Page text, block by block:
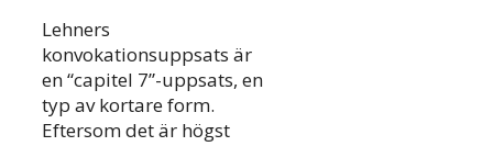
Lehners
konvokationsuppsats är
en “capitel 7”-uppsats, en
typ av kortare form.
Eftersom det är högst